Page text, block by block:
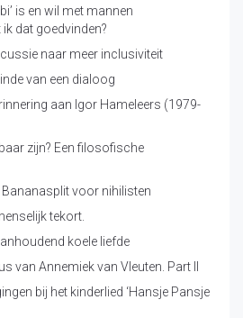
is en wil met mannen
dat goedvinden?
naar meer inclusiviteit
van een dialoog
aan Igor Hameleers (1979-
zijn? Een filosofische
Bananasplit voor nihilisten
tekort.
koele liefde
van Annemiek van Vleuten. Part II
bij het kinderlied ‘Hansje Pansje